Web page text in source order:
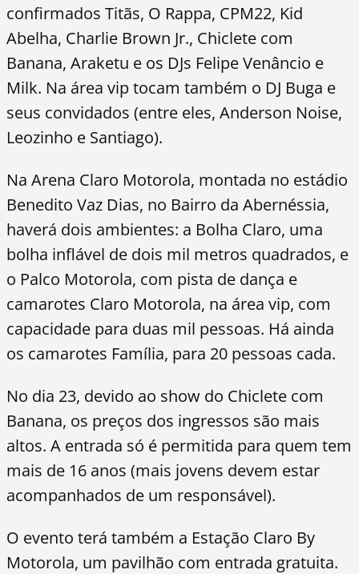
confirmados Titãs, O Rappa, CPM22, Kid
Abelha, Charlie Brown Jr., Chiclete com
Banana, Araketu e os DJs Felipe Venâncio e
Milk. Na área vip tocam também o DJ Buga e
seus convidados (entre eles, Anderson Noise,
Leozinho e Santiago).
Na Arena Claro Motorola, montada no estádio
Benedito Vaz Dias, no Bairro da Abernéssia,
haverá dois ambientes: a Bolha Claro, uma
bolha inflável de dois mil metros quadrados, e
o Palco Motorola, com pista de dança e
camarotes Claro Motorola, na área vip, com
capacidade para duas mil pessoas. Há ainda
os camarotes Família, para 20 pessoas cada.
No dia 23, devido ao show do Chiclete com
Banana, os preços dos ingressos são mais
altos. A entrada só é permitida para quem tem
mais de 16 anos (mais jovens devem estar
acompanhados de um responsável).
O evento terá também a Estação Claro By
Motorola, um pavilhão com entrada gratuita.